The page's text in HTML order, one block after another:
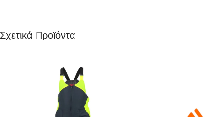
Σχετικά Προϊόντα